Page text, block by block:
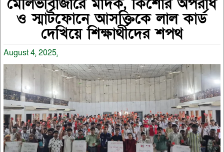
ও স্মার্টফোনে আসক্তিকে লাল কার্ড
দেখিয়ে শিক্ষার্থীদের শপথ
August 4, 2025,